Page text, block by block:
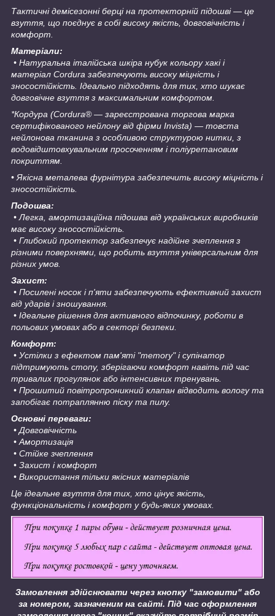
Тактичні демісезонні берці на протекторній підошві — це
взуття, що поєднує в собі високу якість, довговічність і
комфорт.
Матеріали:
• Натуральна італійська шкіра нубук кольору хакіі
матеріал Cordura забезпечують високу міцність і
зносостійкість. Ідеально підходять для тих, хто шукає
довговічне взуття з максимальним комфортом.
*Кордура (Cordura® — зареєстрована торгова марка
сертифікованого нейлону від фірми Invista) — товста
нейлонова тканина з особливою структурою нитки, з
водовідштовхувальним просоченням і поліуретановим
покриттям.
• Якісна металева фурнітура забезпечить високу міцність і
зносостійкість.
Подошва:
• Легка, амортизаційна підошва від українських виробників
має високу зносостійкість.
• Глибокий протектор забезпечує надійне зчеплення з
різними поверхнями, що робить взуття універсальним для
різних умов.
Захист:
• Посилені носок і п'яти забезпечують ефективний захист
від ударів і зношування.
• Ідеальне рішення для активного відпочинку, роботи в
польових умовах або в секторі безпеки.
Комфорт:
• Устілки з ефектом пам'яті "memory" і супінатор
підтримують стопу, зберігаючи комфорт навіть під час
тривалих прогулянок або інтенсивних тренувань.
• Прошитий повітропроникний клапан відводить вологу та
запобігає потраплянню піску та пилу.
Основні переваги:
• Довговічність
• Амортизація
• Стійке зчеплення
• Захист і комфорт
• Використання тільки якісних матеріалів
Це ідеальне взуття для тих, хто цінує якість,
функціональність і комфорт у будь-яких умовах.
Замовлення здійснювати через кнопку "замовити" або
за номером, зазначеним на сайті. Під час оформлення